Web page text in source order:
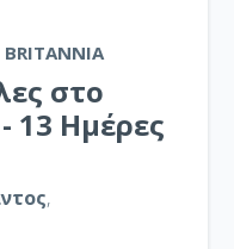
BRITANNIA
στο
13 Ημέρες
,